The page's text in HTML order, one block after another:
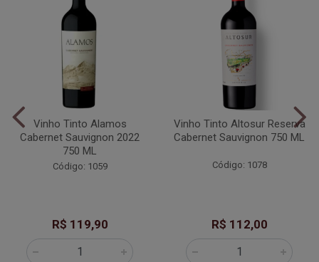
Vinho Tinto Alamos
Cabernet Sauvignon 2022
750 ML
Código: 1059
R$ 119,90
Vinho Tinto Altosur Reserva
Cabernet Sauvignon 750 ML
Código: 1078
R$ 112,00